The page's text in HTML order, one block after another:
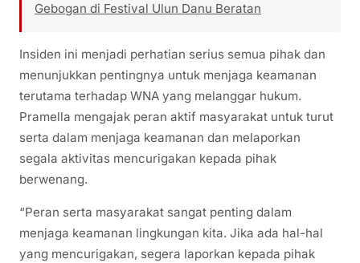
Gebogan di Festival Ulun Danu Beratan
Insiden ini menjadi perhatian serius semua pihak dan
menunjukkan pentingnya untuk menjaga keamanan
terutama terhadap WNA yang melanggar hukum.
Pramella mengajak peran aktif masyarakat untuk turut
serta dalam menjaga keamanan dan melaporkan
segala aktivitas mencurigakan kepada pihak
berwenang.
“Peran serta masyarakat sangat penting dalam
menjaga keamanan lingkungan kita. Jika ada hal-hal
yang mencurigakan, segera laporkan kepada pihak